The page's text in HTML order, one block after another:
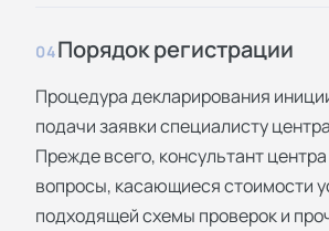
04Порядок регистрации
Процедура декларирования
подачи заявки специалисту
Прежде всего, консультант
вопросы, касающиеся стоимости
подходящей схемы проверок и